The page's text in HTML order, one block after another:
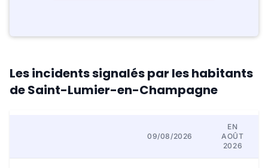
Les incidents signalés par les habitants
de Saint-Lumier-en-Champagne
09/08/2026
EN
AOÛT
2026